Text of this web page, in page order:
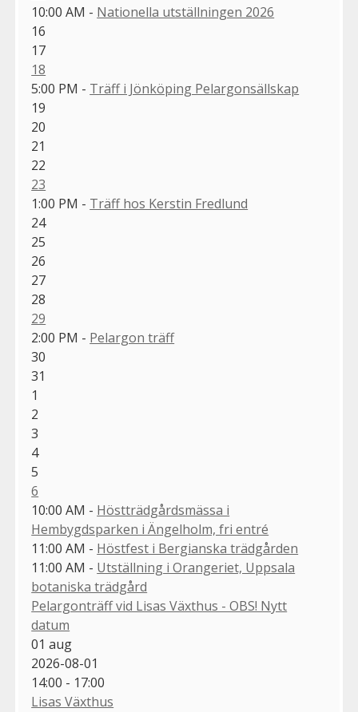
10:00 AM - Nationella utställningen 2026
16
17
18
5:00 PM - Träff i Jönköping Pelargonsällskap
19
20
21
22
23
1:00 PM - Träff hos Kerstin Fredlund
24
25
26
27
28
29
2:00 PM - Pelargon träff
30
31
1
2
3
4
5
6
10:00 AM - Höstträdgårdsmässa i
Hembygdsparken i Ängelholm, fri entré
11:00 AM - Höstfest i Bergianska trädgården
11:00 AM - Utställning i Orangeriet, Uppsala
botaniska trädgård
Pelargonträff vid Lisas Växthus - OBS! Nytt
datum
01 aug
2026-08-01
14:00 - 17:00
Lisas Växthus